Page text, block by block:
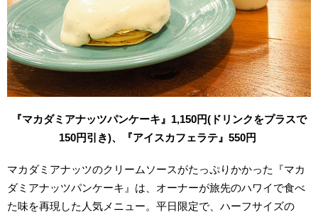
『マカダミアナッツパンケーキ』1,150円(ドリンクをプラスで
150円引き)、『アイスカフェラテ』550円
マカダミアナッツのクリームソースがたっぷりかかった『マカ
ダミアナッツパンケーキ』は、オーナーが旅先のハワイで食べ
た味を再現した人気メニュー。平日限定で、ハーフサイズの